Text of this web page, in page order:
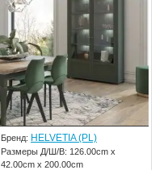
Бренд: HELVETIA (PL)
Размеры Д/Ш/В: 126.00cm x
42.00cm x 200.00cm